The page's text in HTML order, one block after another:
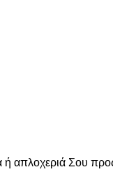
ή απλοχεριά Σου